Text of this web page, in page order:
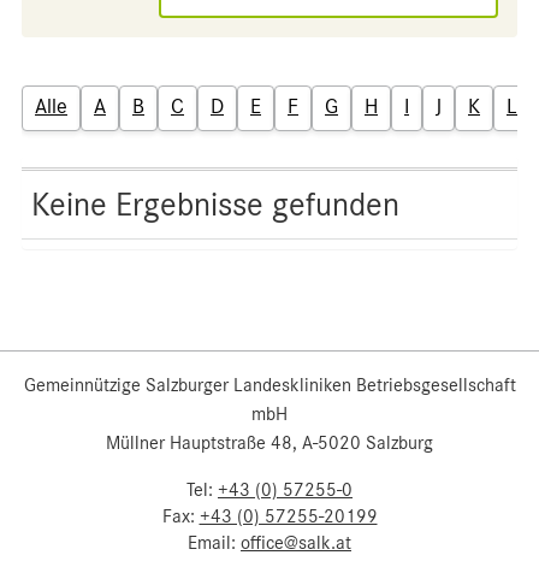
Alle A B C D E F G H I J K L
Keine Ergebnisse gefunden
Gemeinnützige Salzburger Landeskliniken Betriebsgesellschaft
mbH
Müllner Hauptstraße 48, A-5020 Salzburg
Tel: +43 (0) 57255-0
Fax: +43 (0) 57255-20199
Email: office@salk.at